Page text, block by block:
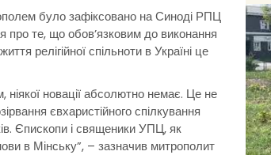
було зафіксовано на Синоді РПЦ
те, що обов’язковим до виконання
релігійної спільноти в Україні це
новації абсолютно немає. Це не
євхаристійного спілкування
Єпископи і священики УПЦ, як
в Мінську”, – зазначив митрополит